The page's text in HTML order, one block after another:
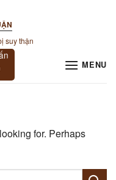
suy thận
MENU
for. Perhaps